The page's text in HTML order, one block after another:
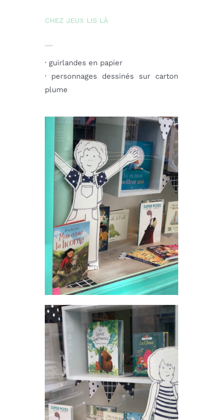
CHEZ JEUX LIS LÀ
· guirlandes en papier
· personnages dessinés sur carton
plume